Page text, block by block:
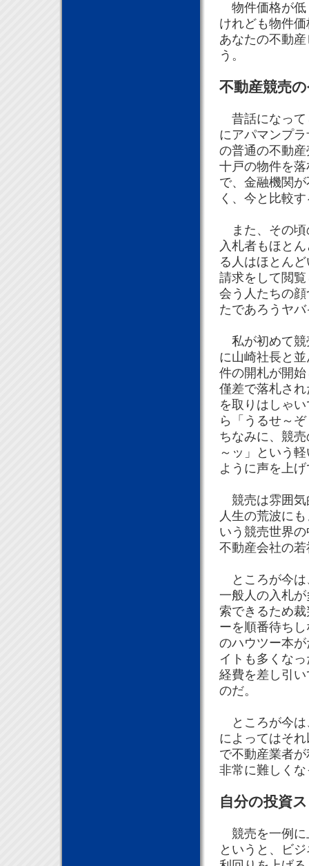
物件価格が低
けれども物件
あなたの不動
う。
不動産競売
昔話になって
にアパマンプ
の普通の不動
十戸の物件を
で、金融機関
く、今と比較
また、その頃
入札者もほと
る人はほとん
請求をして閲
会う人たちの
たであろうヤ
私が初めて競
に山崎社長と
件の開札が開
僅差で落札さ
を取りはしゃ
ら「うるせ～
ちなみに、競
～ッ」という
ように声を上
競売は雰囲気
人生の荒波に
いう競売世界
不動産会社の
ところが今は
一般人の入札
索できるため
ーを順番待ち
のハウツー本
イトも多くな
経費を差し引
のだ。
ところが今は
によってはそ
で不動産業者
非常に難しく
自分の投資
競売を一例に
というと、ビ